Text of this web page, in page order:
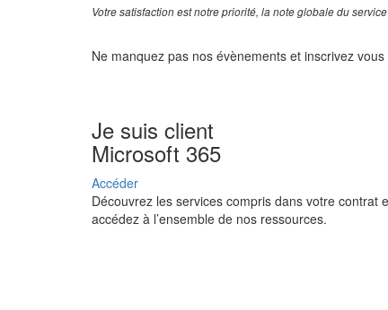
Votre satisfaction est notre priorité, la note globale du
Ne manquez pas nos évènements et inscrivez
Je suis client
Microsoft 365
Accéder
Découvrez les services compris dans votre contrat
accédez à l’ensemble de nos ressources.